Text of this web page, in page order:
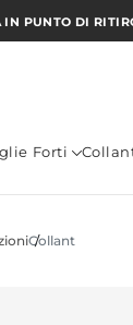
IN PUNTO DI
Forti
Collant